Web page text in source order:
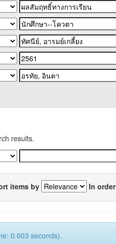
results.
items by In order
0.003 seconds).